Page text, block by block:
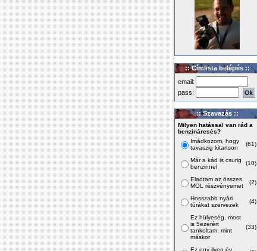
:: Címlista belépés ::
email:
pass:
:: Szavazás ::
Milyen hatással van rád a
benzináresés?
Imádkozom, hogy
tavaszig kitartson
(61)
Már a kád is csurig
benzinnel
(10)
Eladtam az összes
MOL részvényemet
(2)
Hosszabb nyári
túrákat szervezek
(4)
Ez hülyeség, most
is 5ezerért
tankoltam, mint
máskor
(33)
Ez egy ilyen év,